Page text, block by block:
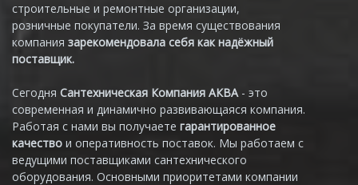
строительные и ремонтные организации,
розничные покупатели. За время существования
компания зарекомендовала себя как надёжный
поставщик.
Сегодня Сантехническая Компания АКВА - это
современная и динамично развивающаяся компания.
Работая с нами вы получаете гарантированное
качество и оперативность поставок. Мы работаем с
ведущими поставщиками сантехнического
оборудования. Основными приоритетами компании